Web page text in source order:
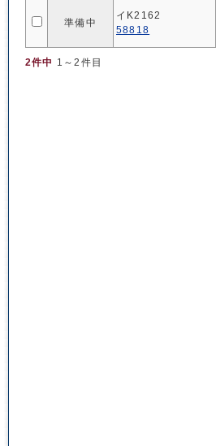
2件中 1～2件目
準備中
イK2162
58818